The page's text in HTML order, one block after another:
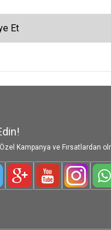
Et
Kampanya ve Fırsatlardan
Google-PlusYoutubeInstagram